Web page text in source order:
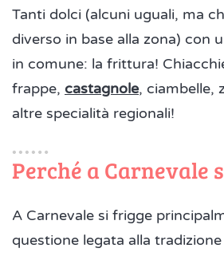
Tanti dolci (alcuni uguali, ma
diverso in base alla zona) con
in comune: la frittura!
frappe, castagnole, ciambelle,
altre specialità regionali!
Perché a Carnevale
A Carnevale si frigge
questione legata alla